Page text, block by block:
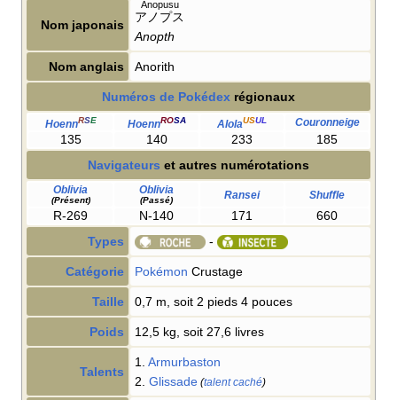
Nom japonais
アノプス
Anopusu
Anopth
Nom anglais Anorith
Numéros de Pokédex régionaux
HoennRSE HoennROSA AlolaUSUL Couronneige
135 140 233
185
Navigateurs et autres numérotations
Oblivia
(Présent)
Oblivia
(Passé) Ransei Shuffle
R-269 N-140 171
660
Types
-
Catégorie Pokémon Crustage
Taille 0,7 m, soit 2 pieds 4 pouces
Poids 12,5 kg, soit 27,6 livres
Talents
1. Armurbaston
2. Glissade (talent caché)